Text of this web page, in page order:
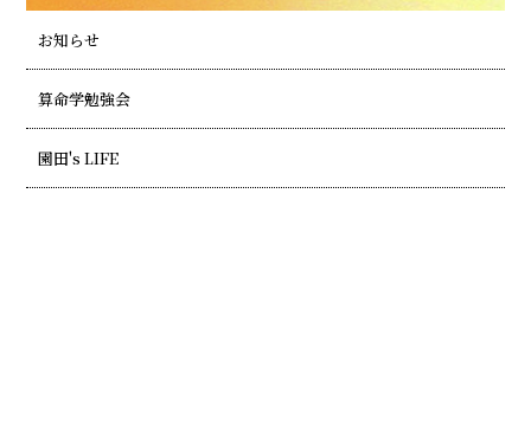
お知らせ
算命学勉強会
園田's LIFE